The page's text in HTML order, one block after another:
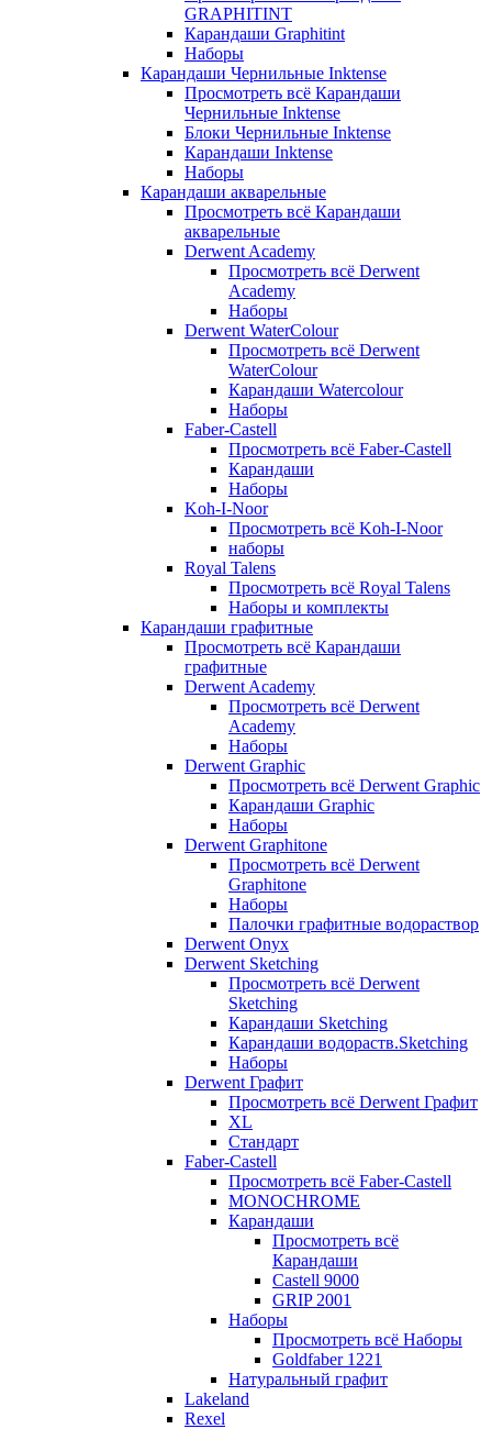
GRAPHITINT
Карандаши Graphitint
Наборы
Карандаши Чернильные Inktense
Просмотреть всё Карандаши
Чернильные Inktense
Блоки Чернильные Inktense
Карандаши Inktense
Наборы
Карандаши акварельные
Просмотреть всё Карандаши
акварельные
Derwent Academy
Просмотреть всё Derwent
Academy
Наборы
Derwent WaterColour
Просмотреть всё Derwent
WaterColour
Карандаши Watercolour
Наборы
Faber-Castell
Просмотреть всё Faber-Castell
Карандаши
Наборы
Koh-I-Noor
Просмотреть всё Koh-I-Noor
наборы
Royal Talens
Просмотреть всё Royal Talens
Наборы и комплекты
Карандаши графитные
Просмотреть всё Карандаши
графитные
Derwent Academy
Просмотреть всё Derwent
Academy
Наборы
Derwent Graphic
Просмотреть всё Derwent Graphic
Карандаши Graphic
Наборы
Derwent Graphitone
Просмотреть всё Derwent
Graphitone
Наборы
Палочки графитные водораствор
Derwent Onyx
Derwent Sketching
Просмотреть всё Derwent
Sketching
Карандаши Sketching
Карандаши водораств.Sketching
Наборы
Derwent Графит
Просмотреть всё Derwent Графит
XL
Стандарт
Faber-Castell
Просмотреть всё Faber-Castell
MONOCHROME
Карандаши
Просмотреть всё
Карандаши
Castell 9000
GRIP 2001
Наборы
Просмотреть всё Наборы
Goldfaber 1221
Натуральный графит
Lakeland
Rexel